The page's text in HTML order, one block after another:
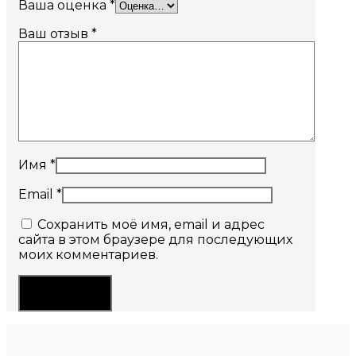
Ваша оценка *
Ваш отзыв *
Имя *
Email *
Сохранить моё имя, email и адрес
сайта в этом браузере для последующих
моих комментариев.